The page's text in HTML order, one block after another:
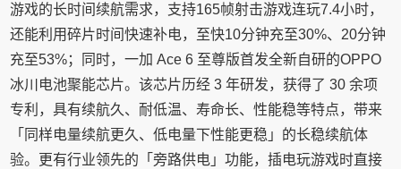
游戏的长时间续航需求，支持165帧射击游戏连玩7.4小时，
还能利用碎片时间快速补电，至快10分钟充至30%、20分钟
充至53%；同时，一加 Ace 6 至尊版首发全新自研的OPPO
冰川电池聚能芯片。该芯片历经 3 年研发，获得了 30 余项
专利，具有续航久、耐低温、寿命长、性能稳等特点，带来
「同样电量续航更久、低电量下性能更稳」的长稳续航体
验。更有行业领先的「旁路供电」功能，插电玩游戏时直接